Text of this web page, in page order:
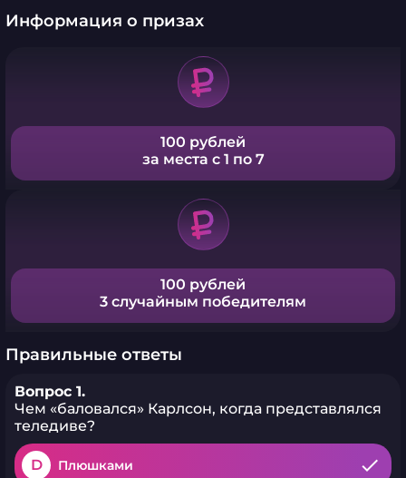
Информация о призах
100 рублей
за места с 1 по 7
100 рублей
3 случайным победителям
Правильные ответы
Вопрос 1.
Чем «баловался» Карлсон, когда представлялся
теледиве?
D Плюшками